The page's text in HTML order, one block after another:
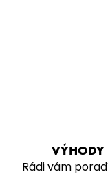
Rádi vám